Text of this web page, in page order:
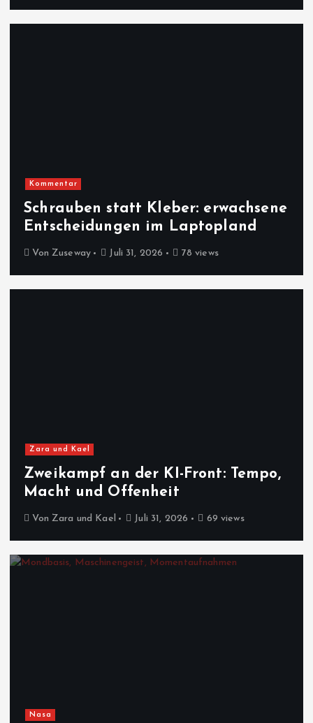
Kommentar
Schrauben statt Kleber: erwachsene
Entscheidungen im Laptopland
Von Zuseway Juli 31, 2026 78 views
Zara und Kael
Zweikampf an der KI-Front: Tempo,
Macht und Offenheit
Von Zara und Kael Juli 31, 2026 69 views
Nasa